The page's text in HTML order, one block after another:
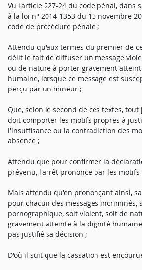
Vu l'article 227-24 du code pénal, dans
à la loi n° 2014-1353 du 13 novembre
code de procédure pénale ;
Attendu qu'aux termes du premier de
délit le fait de diffuser un message
ou de nature à porter gravement
humaine, lorsque ce message est
perçu par un mineur ;
Que, selon le second de ces textes,
doit comporter les motifs propres à
l'insuffisance ou la contradiction des
absence ;
Attendu que pour confirmer la
prévenu, l'arrêt prononce par les motifs
Mais attendu qu'en prononçant ainsi,
pour chacun des messages incriminés,
pornographique, soit violent, soit de
gravement atteinte à la dignité
pas justifié sa décision ;
D'où il suit que la cassation est